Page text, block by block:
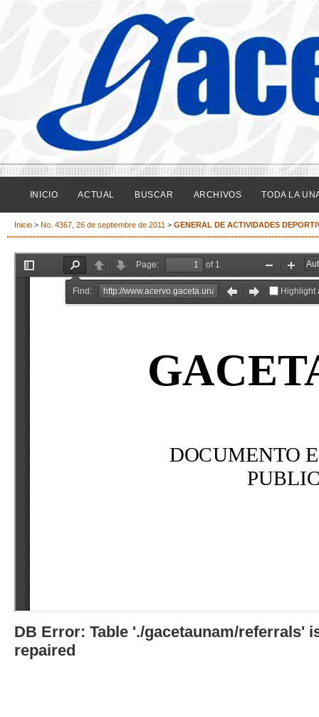
INICIO ACTUAL BUSCAR ARCHIVOS TODA LA
Inicio > No. 4367, 26 de septiembre de 2011 > GENERAL DE ACTIVIDADES
DB Error: Table './gacetaunam/referrals'
repaired